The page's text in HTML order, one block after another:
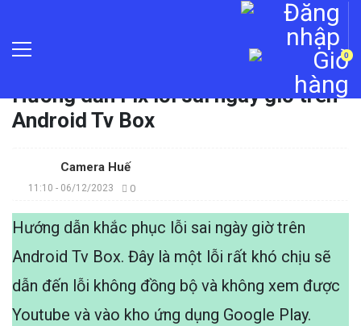
0
Hướng dẫn Fix lỗi sai ngày giờ trên
Android Tv Box
Camera Huế
11:10 - 06/12/2023 0
Hướng dẫn khắc phục lỗi sai ngày giờ trên
Android Tv Box. Đây là một lỗi rất khó chịu sẽ
dẫn đến lỗi không đồng bộ và không xem được
Youtube và vào kho ứng dụng Google Play.